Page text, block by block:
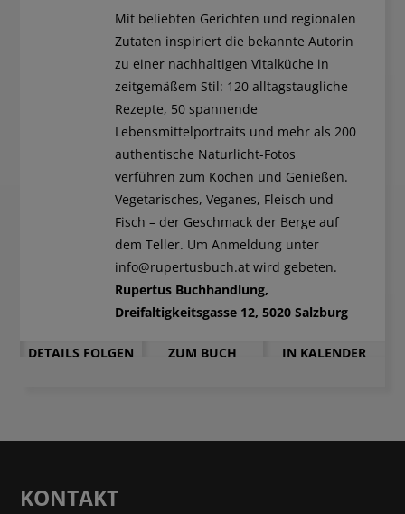
Mit beliebten Gerichten und regionalen
Zutaten inspiriert die bekannte Autorin
zu einer nachhaltigen Vitalküche in
zeitgemäßem Stil: 120 alltagstaugliche
Rezepte, 50 spannende
Lebensmittelportraits und mehr als 200
authentische Naturlicht-Fotos
verführen zum Kochen und Genießen.
Vegetarisches, Veganes, Fleisch und
Fisch – der Geschmack der Berge auf
dem Teller. Um Anmeldung unter
info@rupertusbuch.at wird gebeten.
Rupertus Buchhandlung,
Dreifaltigkeitsgasse 12, 5020 Salzburg
DETAILS FOLGEN ZUM BUCH
IN KALENDER
KONTAKT